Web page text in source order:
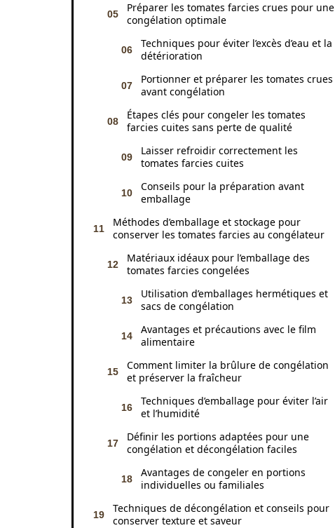
Préparer les tomates farcies crues pour une
congélation optimale
Techniques pour éviter l’excès d’eau et la
détérioration
Portionner et préparer les tomates crues
avant congélation
Étapes clés pour congeler les tomates
farcies cuites sans perte de qualité
Laisser refroidir correctement les
tomates farcies cuites
Conseils pour la préparation avant
emballage
Méthodes d’emballage et stockage pour
conserver les tomates farcies au congélateur
Matériaux idéaux pour l’emballage des
tomates farcies congelées
Utilisation d’emballages hermétiques et
sacs de congélation
Avantages et précautions avec le film
alimentaire
Comment limiter la brûlure de congélation
et préserver la fraîcheur
Techniques d’emballage pour éviter l’air
et l’humidité
Définir les portions adaptées pour une
congélation et décongélation faciles
Avantages de congeler en portions
individuelles ou familiales
Techniques de décongélation et conseils pour
conserver texture et saveur